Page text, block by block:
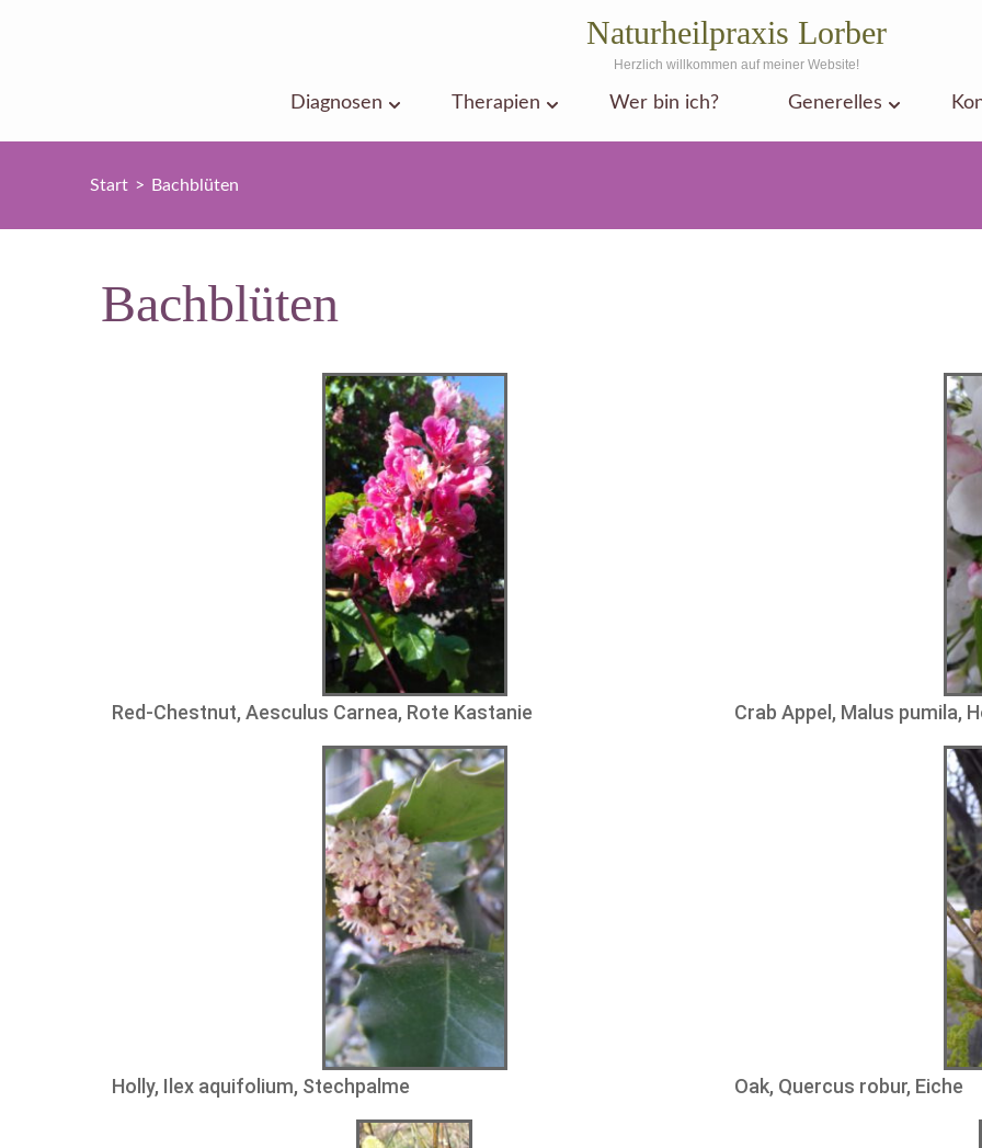
Naturheilpraxis Lorber
Herzlich willkommen auf meiner Website!
Diagnosen Therapien Wer bin ich? Generelles
Start > Bachblüten
Bachblüten
Red-Chestnut, Aesculus Carnea, Rote Kastanie Crab Appel, Malus pumila,
Holly, Ilex aquifolium, Stechpalme Oak, Quercus robur, Eiche